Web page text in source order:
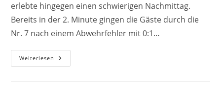
erlebte hingegen einen schwierigen Nachmittag.
Bereits in der 2. Minute gingen die Gäste durch die
Nr. 7 nach einem Abwehrfehler mit 0:1…
Weiterlesen SC
08